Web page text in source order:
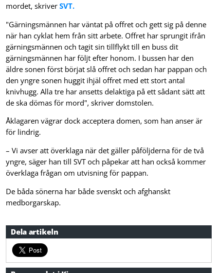
Dela artikeln
mordet, skriverSVT.
"Gärningsmännen har väntat på offret och gett sig på denne
när han cyklat hem från sitt arbete. Offret har sprungit ifrån
gärningsmännen och tagit sin tillflykt till en buss dit
gärningsmännen har följt efter honom. I bussen har den
äldre sonen först börjat slå offret och sedan har pappan och
den yngre sonen huggit ihjäl offret med ett stort antal
knivhugg. Alla tre har ansetts delaktiga på ett sådant sätt att
de ska dömas för mord", skriver domstolen.
Åklagaren vägrar dock acceptera domen, som han anser är
för lindrig.
– Vi avser att överklaga när det gäller påföljderna för de två
yngre, säger han till SVT och påpekar att han också kommer
överklaga frågan om utvisning för pappan.
De båda sönerna har både svenskt och afghanskt
medborgarskap.